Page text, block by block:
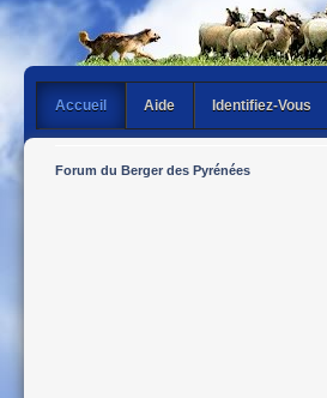
Accueil Aide Identifiez-Vous
Forum du Berger des Pyrénées